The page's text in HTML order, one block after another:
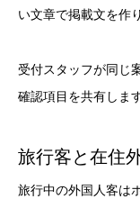
い文章で掲載文を作
受付スタッフが同じ
確認項目を共有します
旅行客と在住
旅行中の外国人客は